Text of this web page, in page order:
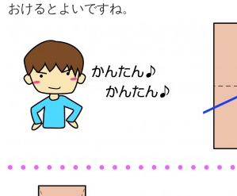
おけるとよいですね。